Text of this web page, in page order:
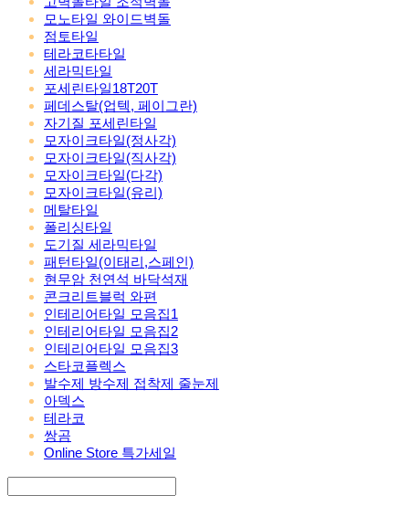
모노타일 와이드벽돌
점토타일
테라코타타일
세라믹타일
포세린타일18T20T
페데스탈(업텍, 페이그란)
자기질 포세린타일
모자이크타일(정사각)
모자이크타일(직사각)
모자이크타일(다각)
모자이크타일(유리)
메탈타일
폴리싱타일
도기질 세라믹타일
패턴타일(이태리,스페인)
현무암 천연석 바닥석재
콘크리트블럭 와편
인테리어타일 모음집1
인테리어타일 모음집2
인테리어타일 모음집3
스타코플렉스
발수제 방수제 접착제 줄눈제
아덱스
테라코
쌍곰
Online Store 특가세일